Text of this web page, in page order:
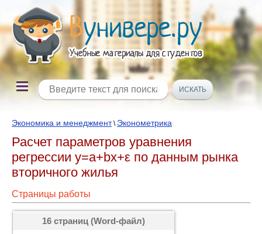
Экономика и менеджмент\ Эконометрика
Расчет параметров уравнения
регрессии y=a+bx+ε по данным рынка
вторичного жилья
Страницы работы
16 страниц (Word-файл)